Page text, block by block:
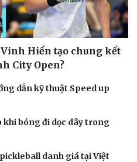
Hiển tạo chung kết
City Open?
dẫn kỹ thuật Speed up
khi bóng đi dọc dây trong
danh giá tại Việt